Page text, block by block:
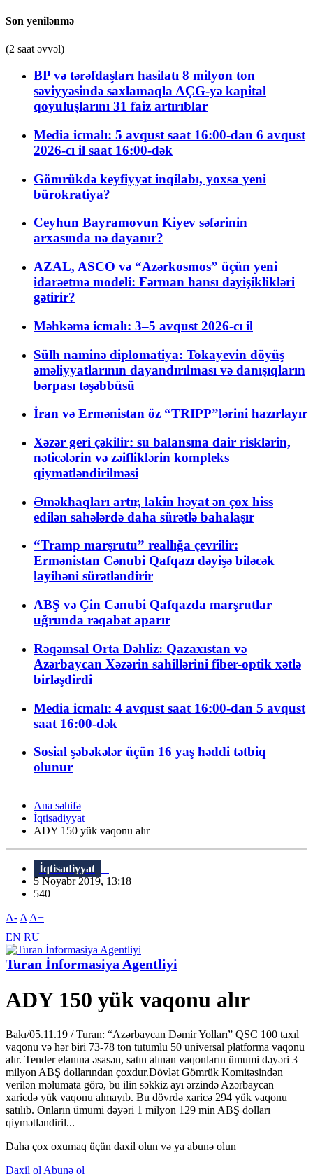
Son yenilənmə
(2 saat əvvəl)
BP və tərəfdaşları hasilatı 8 milyon ton
səviyyəsində saxlamaqla AÇG-yə kapital
qoyuluşlarını 31 faiz artırıblar
Media icmalı: 5 avqust saat 16:00-dan 6 avqust
2026-cı il saat 16:00-dək
Gömrükdə keyfiyyət inqilabı, yoxsa yeni
bürokratiya?
Ceyhun Bayramovun Kiyev səfərinin
arxasında nə dayanır?
AZAL, ASCO və “Azərkosmos” üçün yeni
idarəetmə modeli: Fərman hansı dəyişiklikləri
gətirir?
Məhkəmə icmalı: 3–5 avqust 2026-cı il
Sülh naminə diplomatiya: Tokayevin döyüş
əməliyyatlarının dayandırılması və danışıqların
bərpası təşəbbüsü
İran və Ermənistan öz “TRIPP”lərini hazırlayır
Xəzər geri çəkilir: su balansına dair risklərin,
nəticələrin və zəifliklərin kompleks
qiymətləndirilməsi
Əməkhaqları artır, lakin həyat ən çox hiss
edilən sahələrdə daha sürətlə bahalaşır
“Tramp marşrutu” reallığa çevrilir:
Ermənistan Cənubi Qafqazı dəyişə biləcək
layihəni sürətləndirir
ABŞ və Çin Cənubi Qafqazda marşrutlar
uğrunda rəqabət aparır
Rəqəmsal Orta Dəhliz: Qazaxıstan və
Azərbaycan Xəzərin sahillərini fiber-optik xətlə
birləşdirdi
Media icmalı: 4 avqust saat 16:00-dan 5 avqust
saat 16:00-dək
Sosial şəbəkələr üçün 16 yaş həddi tətbiq
olunur
Ana səhifə
İqtisadiyyat
ADY 150 yük vaqonu alır
İqtisadiyyat
5 Noyabr 2019, 13:18
540
A- A A+
EN RU
Turan İnformasiya Agentliyi
ADY 150 yük vaqonu alır
Bakı/05.11.19 / Turan: “Azərbaycan Dəmir Yolları” QSC 100 taxıl
vaqonu və hər biri 73-78 ton tutumlu 50 universal platforma vaqonu
alır. Tender elanına əsasən, satın alınan vaqonların ümumi dəyəri 3
milyon ABŞ dollarından çoxdur.Dövlət Gömrük Komitəsindən
verilən məlumata görə, bu ilin səkkiz ayı ərzində Azərbaycan
xaricdə yük vaqonu almayıb. Bu dövrdə xaricə 294 yük vaqonu
satılıb. Onların ümumi dəyəri 1 milyon 129 min ABŞ dolları
qiymətləndiril...
Daha çox oxumaq üçün daxil olun və ya abunə olun
Daxil ol Abunə ol